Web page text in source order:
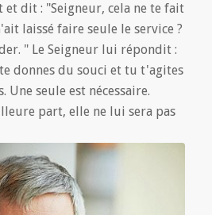
dit : "Seigneur, cela ne te fait
laissé faire seule le service ?
" Le Seigneur lui répondit :
donnes du souci et tu t'agites
Une seule est nécessaire.
part, elle ne lui sera pas